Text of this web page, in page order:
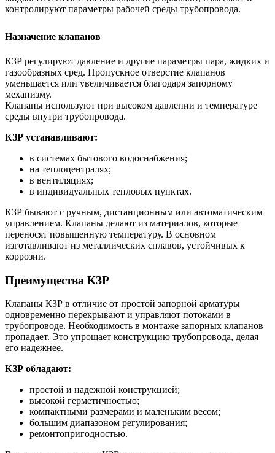
контролируют параметры рабочей среды трубопровода.
Назначение клапанов
КЗР регулируют давление и другие параметры пара, жидких и
газообразных сред. Пропускное отверстие клапанов
уменьшается или увеличивается благодаря запорному
механизму.
Клапаны используют при высоком давлении и температуре
среды внутри трубопровода.
КЗР устанавливают:
в системах бытового водоснабжения;
на теплоцентралях;
в вентиляциях;
в индивидуальных тепловых пунктах.
КЗР бывают с ручным, дистанционным или автоматическим
управлением. Клапаны делают из материалов, которые
переносят повышенную температуру. В основном
изготавливают из металлических сплавов, устойчивых к
коррозии.
Преимущества КЗР
Клапаны КЗР в отличие от простой запорной арматуры
одновременно перекрывают и управляют потоками в
трубопроводе. Необходимость в монтаже запорных клапанов
пропадает. Это упрощает конструкцию трубопровода, делая
его надежнее.
КЗР обладают:
простой и надежной конструкцией;
высокой герметичностью;
компактными размерами и маленьким весом;
большим диапазоном регулирования;
ремонтопригодностью.